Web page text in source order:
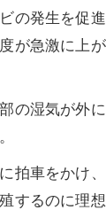
の発生を促
が急激に上が
の湿気が外
拍車をかけ
するのに理